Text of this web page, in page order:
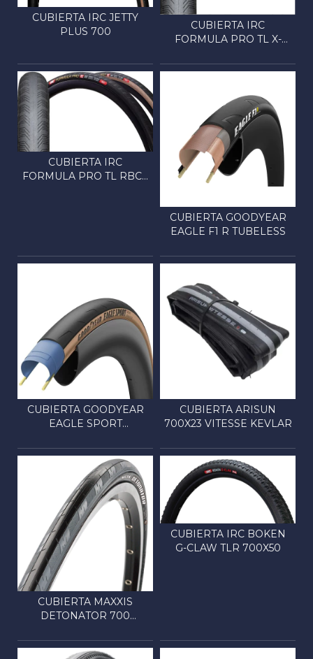
CUBIERTA IRC JETTY
PLUS 700
CUBIERTA IRC
FORMULA PRO TL X-
CUBIERTA IRC
FORMULA PRO TL RBCC
CUBIERTA GOODYEAR
EAGLE F1 R TUBELESS
CUBIERTA GOODYEAR
EAGLE SPORT
CUBIERTA ARISUN
700X23 VITESSE KEVLAR
CUBIERTA MAXXIS
DETONATOR 700
CUBIERTA IRC BOKEN
G-CLAW TLR 700X50